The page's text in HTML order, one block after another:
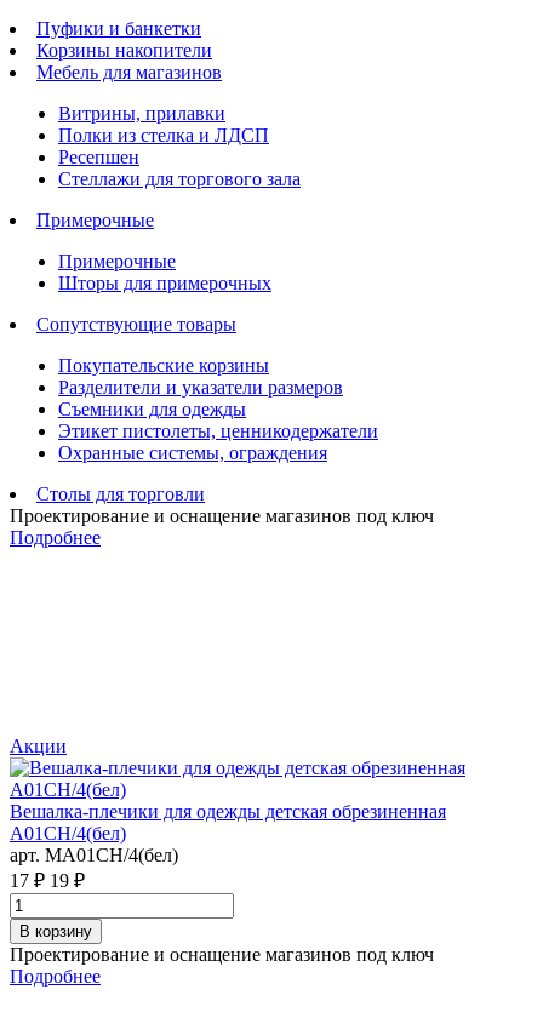
Пуфики и банкетки
Корзины накопители
Мебель для магазинов
Витрины, прилавки
Полки из стелка и ЛДСП
Ресепшен
Стеллажи для торгового зала
Примерочные
Примерочные
Шторы для примерочных
Сопутствующие товары
Покупательские корзины
Разделители и указатели размеров
Съемники для одежды
Этикет пистолеты, ценникодержатели
Охранные системы, ограждения
Столы для торговли
Проектирование и оснащение магазинов под ключ
Подробнее
Акции
Вешалка-плечики для одежды детская обрезиненная
A01CH/4(бел)
арт. MA01CH/4(бел)
17 ₽ 19 ₽
В корзину
Проектирование и оснащение магазинов под ключ
Подробнее